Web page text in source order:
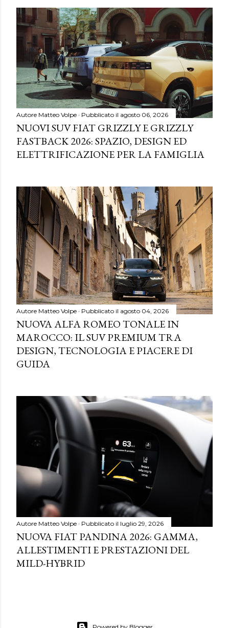
Autore Matteo Volpe Pubblicato il agosto 06, 2026
NUOVI SUV FIAT GRIZZLY E GRIZZLY
FASTBACK 2026: SPAZIO, DESIGN ED
ELETTRIFICAZIONE PER LA FAMIGLIA
Autore Matteo Volpe Pubblicato il agosto 04, 2026
NUOVA ALFA ROMEO TONALE IN
MAROCCO: IL SUV PREMIUM TRA
DESIGN, TECNOLOGIA E PIACERE DI
GUIDA
Autore Matteo Volpe Pubblicato il luglio 29, 2026
NUOVA FIAT PANDINA 2026: GAMMA,
ALLESTIMENTI E PRESTAZIONI DEL
MILD-HYBRID